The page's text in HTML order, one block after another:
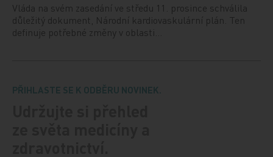
Vláda na svém zasedání ve středu 11. prosince schválila
důležitý dokument, Národní kardiovaskulární plán. Ten
definuje potřebné změny v oblasti…
PŘIHLASTE SE K ODBĚRU NOVINEK.